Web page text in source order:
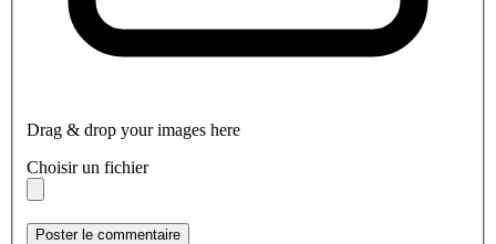
Drag & drop your images here
Choisir un fichier
Poster le commentaire